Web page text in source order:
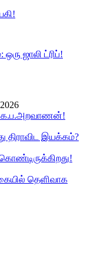
ஜாலி ட்ரிப்!
க.ப.அறவாணன்!
திராவிட இயக்கம்?
தெளிவாக